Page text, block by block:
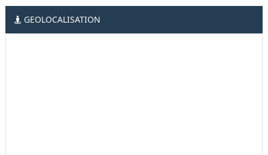
GEOLOCALISATION